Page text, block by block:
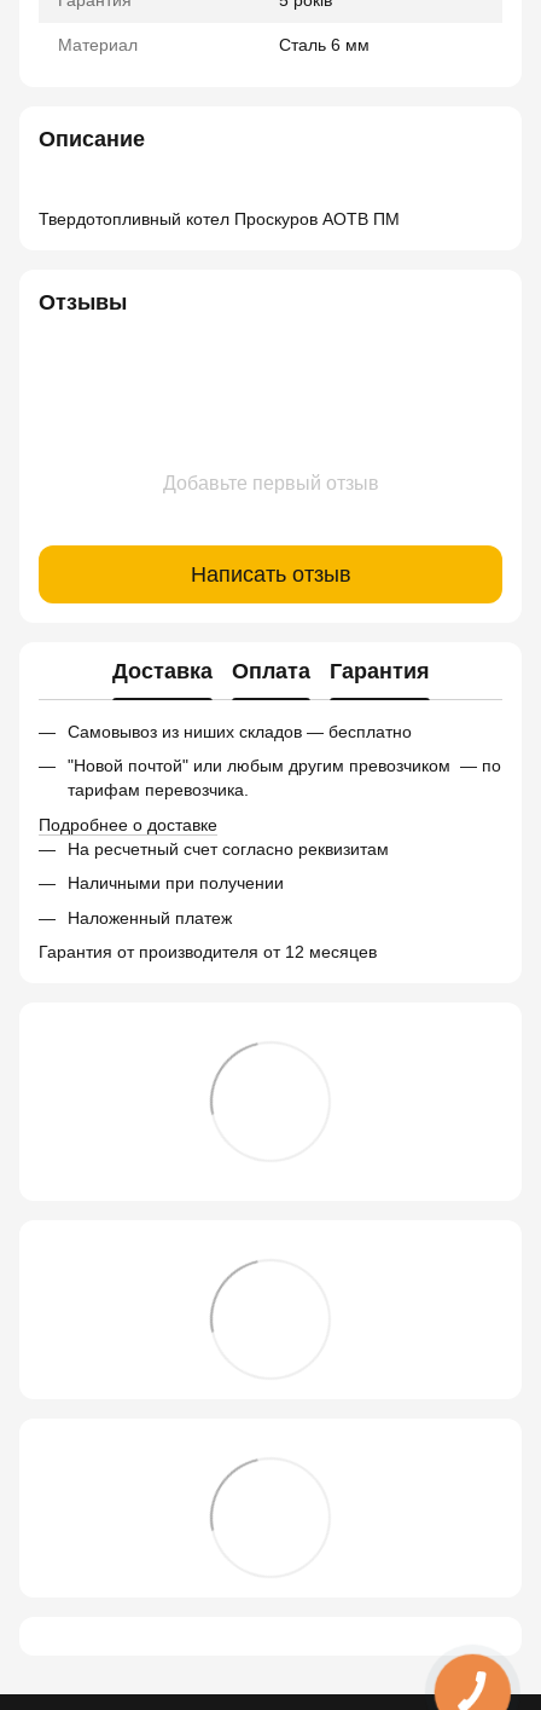
Материал Сталь 6 мм
Описание
Твердотопливный котел Проскуров АОТВ ПМ
Отзывы
Добавьте первый отзыв
Написать отзыв
Доставка Оплата Гарантия
Самовывоз из ниших складов — бесплатно
"Новой почтой" или любым другим превозчиком — по
тарифам перевозчика.
Подробнее о доставке
На ресчетный счет согласно реквизитам
Наличными при получении
Наложенный платеж
Гарантия от производителя от 12 месяцев